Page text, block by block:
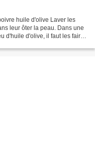
huile d'olive Laver les
leur ôter la peau. Dans une
d'huile d'olive, il faut les faire